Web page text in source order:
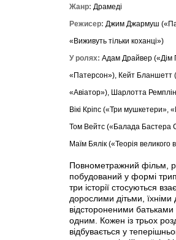
Жанр: Драмеді
Режисер: Джим Джармуш
«Виживуть тільки коханці»)
У ролях: Адам Драйвер («Дім
«Патерсон»), Кейт Бланшетт
«Авіатор»), Шарлотта
Вікі Кріпс («Три мушкетери»,
Том Вейтс («Балада Бастера
Маїм Бялік («Теорія великого
Повнометражний фільм,
побудований у формі
три історії стосуються
дорослими дітьми,
відстороненими
одним. Кожен із трьох
відбувається у